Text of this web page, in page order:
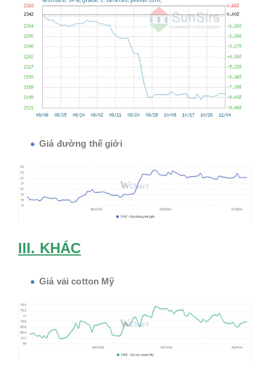
Giá đường thế giới
III. KHÁC
Giá vải cotton Mỹ